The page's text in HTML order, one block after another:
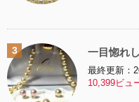
一目惚れ
最終更新：
10,399ビュ